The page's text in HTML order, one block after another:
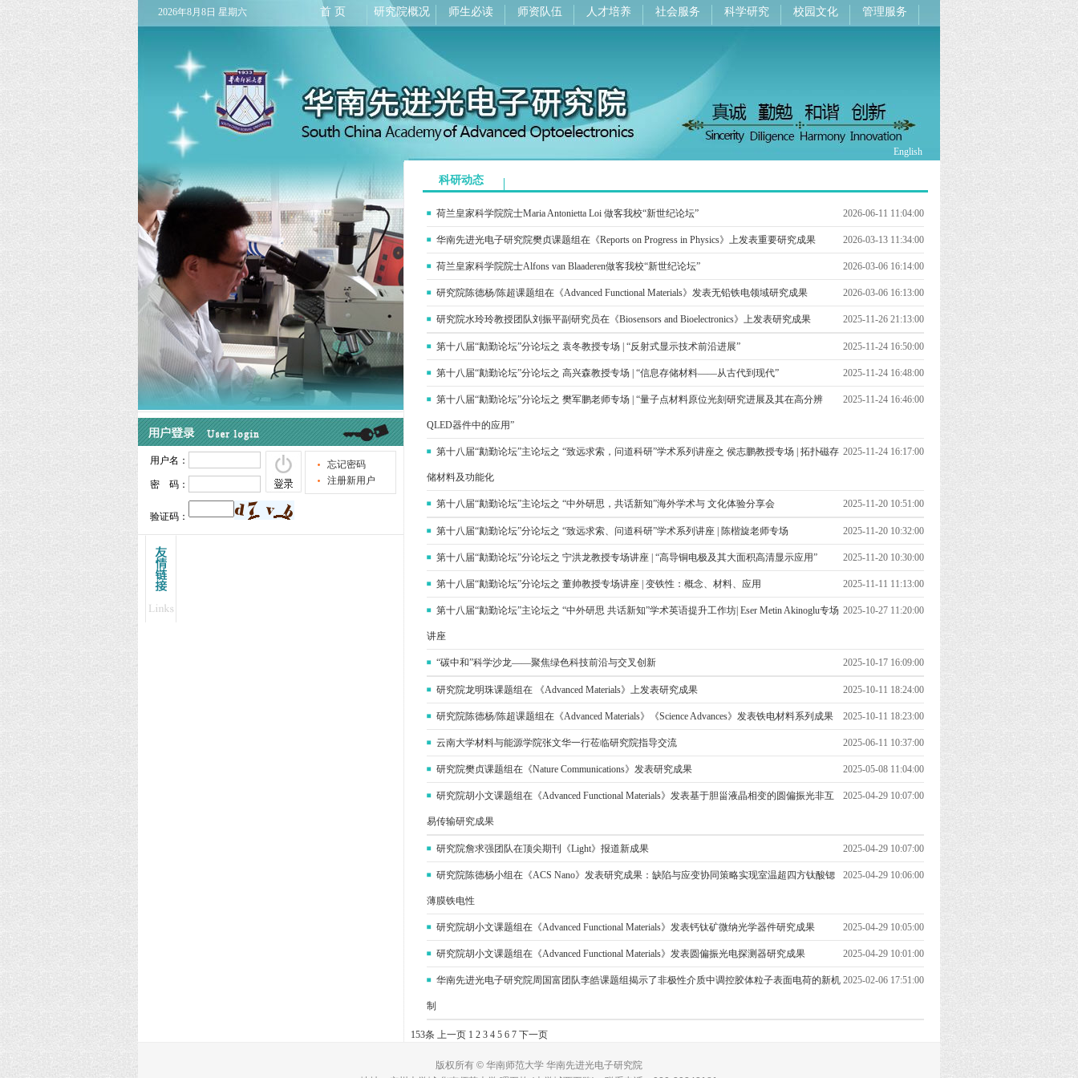
2026年8月8日 星期六 首 页 研究院概况 师生必读 师资队伍 人才培养 社会服务 科学研究 校园文化 管理服务
English
科研动态
2026-06-11 11:04:00
荷兰皇家科学院院士Maria Antonietta Loi 做客我校“新世纪论坛”
2026-03-13 11:34:00
华南先进光电子研究院樊贞课题组在《Reports on Progress in Physics》上发表重要研究成果
2026-03-06 16:14:00
荷兰皇家科学院院士Alfons van Blaaderen做客我校“新世纪论坛”
2026-03-06 16:13:00
研究院陈德杨/陈超课题组在《Advanced Functional Materials》发表无铅铁电领域研究成果
2025-11-26 21:13:00
研究院水玲玲教授团队刘振平副研究员在《Biosensors and Bioelectronics》上发表研究成果
2025-11-24 16:50:00
第十八届“勷勤论坛”分论坛之 袁冬教授专场 | “反射式显示技术前沿进展”
2025-11-24 16:48:00
第十八届“勷勤论坛”分论坛之 高兴森教授专场 | “信息存储材料——从古代到现代”
2025-11-24 16:46:00
第十八届“勷勤论坛”分论坛之 樊军鹏老师专场 | “量子点材料原位光刻研究进展及其在高分辨
QLED器件中的应用”
2025-11-24 16:17:00
第十八届“勷勤论坛”主论坛之 “致远求索，问道科研”学术系列讲座之 侯志鹏教授专场 | 拓扑磁存
储材料及功能化
2025-11-20 10:51:00
第十八届“勷勤论坛”主论坛之 “中外研思，共话新知”海外学术与 文化体验分享会
2025-11-20 10:32:00
第十八届“勷勤论坛”分论坛之 “致远求索、问道科研”学术系列讲座 | 陈楷旋老师专场
2025-11-20 10:30:00
第十八届“勷勤论坛”分论坛之 宁洪龙教授专场讲座 | “高导铜电极及其大面积高清显示应用”
2025-11-11 11:13:00
第十八届“勷勤论坛”分论坛之 董帅教授专场讲座 | 变铁性：概念、材料、应用
2025-10-27 11:20:00
第十八届“勷勤论坛”主论坛之 “中外研思 共话新知”学术英语提升工作坊| Eser Metin Akinoglu专场
讲座
2025-10-17 16:09:00
“碳中和”科学沙龙——聚焦绿色科技前沿与交叉创新
2025-10-11 18:24:00
研究院龙明珠课题组在 《Advanced Materials》上发表研究成果
2025-10-11 18:23:00
研究院陈德杨/陈超课题组在《Advanced Materials》《Science Advances》发表铁电材料系列成果
2025-06-11 10:37:00
云南大学材料与能源学院张文华一行莅临研究院指导交流
2025-05-08 11:04:00
研究院樊贞课题组在《Nature Communications》发表研究成果
2025-04-29 10:07:00
研究院胡小文课题组在《Advanced Functional Materials》发表基于胆甾液晶相变的圆偏振光非互
易传输研究成果
2025-04-29 10:07:00
研究院詹求强团队在顶尖期刊《Light》报道新成果
2025-04-29 10:06:00
研究院陈德杨小组在《ACS Nano》发表研究成果：缺陷与应变协同策略实现室温超四方钛酸锶
薄膜铁电性
2025-04-29 10:05:00
研究院胡小文课题组在《Advanced Functional Materials》发表钙钛矿微纳光学器件研究成果
2025-04-29 10:01:00
研究院胡小文课题组在《Advanced Functional Materials》发表圆偏振光电探测器研究成果
2025-02-06 17:51:00
华南先进光电子研究院周国富团队李皓课题组揭示了非极性介质中调控胶体粒子表面电荷的新机
制
153条 上一页 1 2 3 4 5 6 7 下一页
版权所有 © 华南师范大学 华南先进光电子研究院